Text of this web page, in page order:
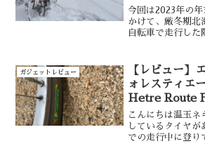
自転車旅
今回は2023年の
かけて、厳冬期北
自転車で走行した
道にも是非チャ
ガジェットレビュー
【レビュー】
ォレスティエ
Hetre Route
650×42B
こんにちは温玉ネ
しているタイヤが
での走行中に登り